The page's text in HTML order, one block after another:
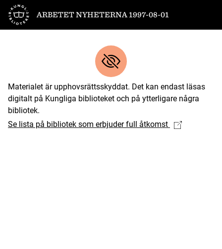
Till startsidan
ARBETET NYHETERNA 1997-08-01
Materialet är upphovsrättsskyddat. Det kan endast läsas
digitalt på Kungliga biblioteket och på ytterligare några
bibliotek.
Se lista på bibliotek som erbjuder full åtkomst